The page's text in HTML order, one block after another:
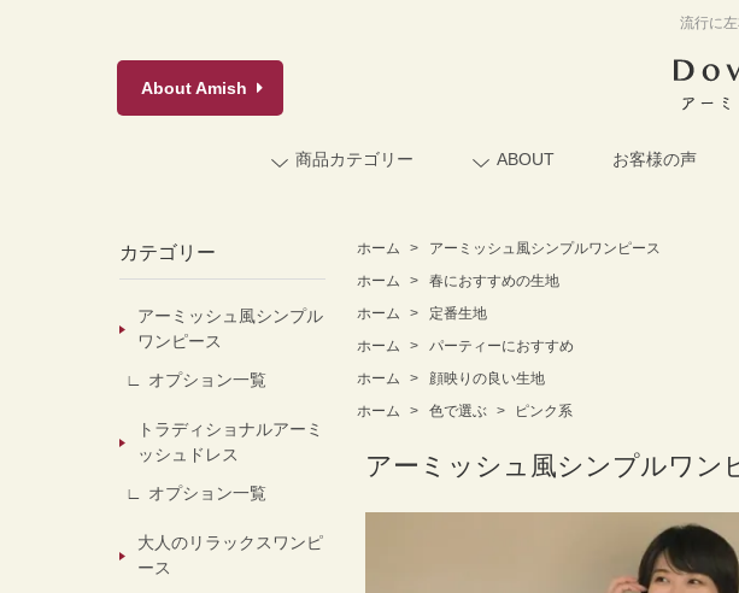
流行に
AboutAmish
商品カテゴリー ABOUT お客様の声
ホーム >
アーミッシュ風シンプルワンピース
ホーム
>
春におすすめの生地
ホーム
>
定番生地
ホーム
>
パーティーにおすすめ
ホーム
>
顔映りの良い生地
ホーム
> 色で選ぶ > ピンク系
アーミッシュ風シンプルワ
カテゴリー
アーミッシュ風シンプル
ワンピース
オプション一覧
トラディショナルアーミ
ッシュドレス
オプション一覧
大人のリラックスワンピ
ース